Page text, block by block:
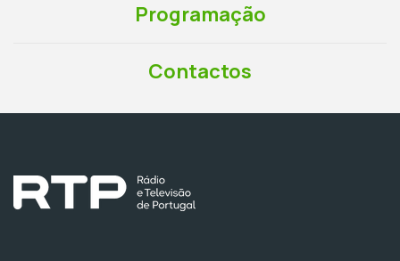
Programação
Contactos